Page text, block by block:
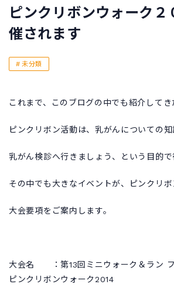
0120-11-2287 営業時間 10:00
ピンクリボンウォーク２
催されます
未分類
これまで、このブログの中でも紹介してき
ピンクリボン活動は、乳がんについての知
乳がん検診へ行きましょう、という目的で
その中でも大きなイベントが、ピンクリボ
大会要項をご案内します。
大会名 ：第13回ミニウォーク＆ラン フ
ピンクリボンウォーク2014